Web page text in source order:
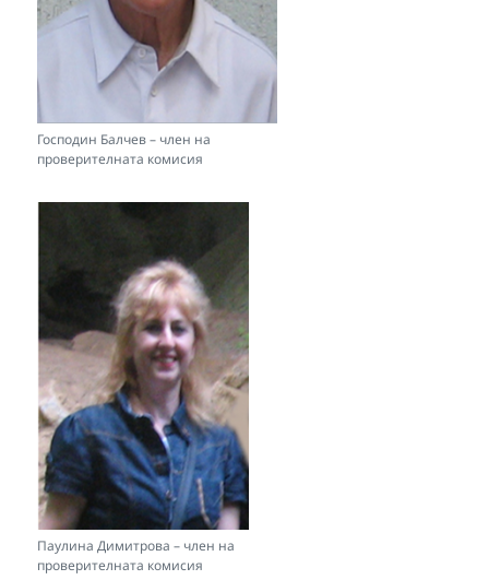
Господин Балчев – член на
проверителната комисия
Паулина Димитрова – член на
проверителната комисия